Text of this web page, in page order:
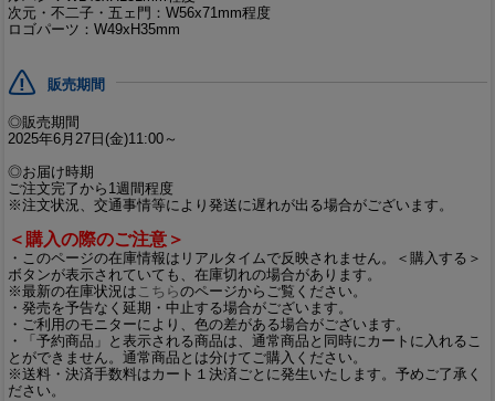
次元・不二子・五ェ門：W56x71mm程度
ロゴパーツ：W49xH35mm
販売期間
◎販売期間
2025年6月27日(金)11:00～
◎お届け時期
ご注文完了から1週間程度
※注文状況、交通事情等により発送に遅れが出る場合がございます。
＜購入の際のご注意＞
・このページの在庫情報はリアルタイムで反映されません。＜購入する＞
ボタンが表示されていても、在庫切れの場合があります。
※最新の在庫状況は こちらのページからご覧ください。
・発売を予告なく延期・中止する場合がございます。
・ご利用のモニターにより、色の差がある場合がございます。
・「予約商品」と表示される商品は、通常商品と同時にカートに入れるこ
とができません。通常商品とは分けてご購入ください。
※送料・決済手数料はカート１決済ごとに発生いたします。予めご了承く
ださい。